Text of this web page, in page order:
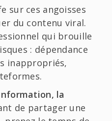
sur ces angoisses
du contenu viral.
qui brouille
: dépendance
inappropriés,
la
de partager une